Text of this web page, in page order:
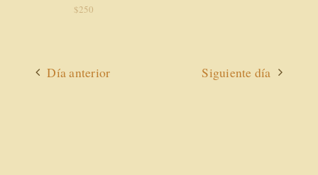
$250
Día anterior Siguiente día